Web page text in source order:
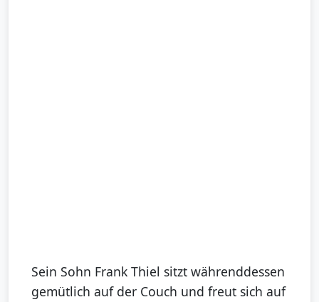
Sein Sohn Frank Thiel sitzt währenddessen
gemütlich auf der Couch und freut sich auf